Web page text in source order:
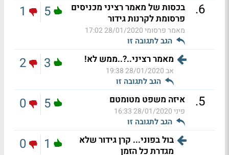
6
.
בכסות של מאמר רציני מכניסים
פרסומת לקרנות גידור
מאמר פרסומי28/01/2020 17:02
הגב לתגובה זו
5
1
מאמר רציני..?..ממש לא!
אב28/01/2020 19:38
הגב לתגובה זו
3
2
5
. איזה משפט מטומטם
פיני28/01/2020 16:33
הגב לתגובה זו
5
0
בול בפוני... קרן גידור שלא
מגדרת כל הזמן
1
0